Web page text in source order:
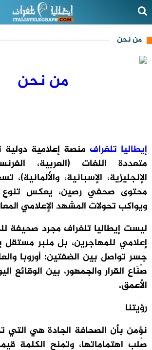
من نحن
من نحن
إيطاليا تلغراف منصة إعلامية دولية
متعددة اللغات (العربية،
الإنجليزية، الإسبانية،
محتوى صحفي رصين، يعكس تنوع
ويواكب تحولات المشهد الإعلامي
ليست إيطاليا تلغراف مجرد صحيفة
إعلامي للمهاجرين، بل منبر
جسر تواصل بين الضفتين: أوروبا
صُنّاع القرار والجمهور، بين الوقائع
الأعمق.
رؤيتنا
نؤمن بأن الصحافة الجادة هي التي
صُلب اهتماماتها، وتمنح الكلمة